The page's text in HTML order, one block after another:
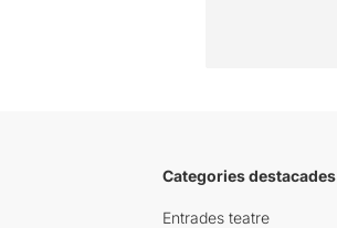
Categories destacades
Entrades teatre